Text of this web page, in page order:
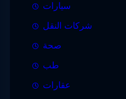
سيارات
شركات النقل
صحة
طب
عقارات